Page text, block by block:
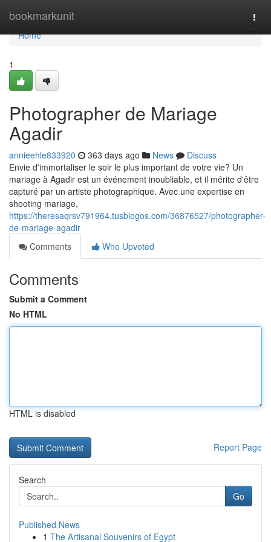
bookmarkunit
Home
Home
1
Photographer de Mariage
Agadir
annieehle833920 363 days ago News
Discuss
Envie d'immortaliser le soir le plus important de votre vie? Un
mariage à Agadir est un événement inoubliable, et il mérite d'être
capturé par un artiste photographique. Avec une expertise en
shooting mariage,
https://theresaqrsv791964.tusblogos.com/36876527/photographer-
de-mariage-agadir
Comments
Who Upvoted
Comments
Submit a Comment
No HTML
HTML is disabled
Report Page
Search
Go
Published News
1 The Artisanal Souvenirs of Egypt